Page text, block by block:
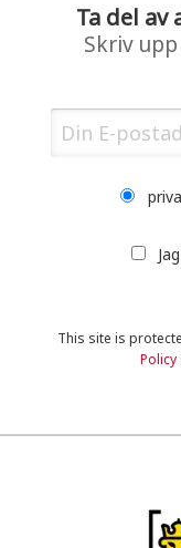
Ta del
Skriv
This site is
Policy